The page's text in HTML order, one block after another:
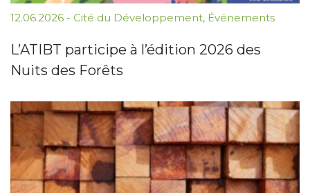
12.06.2026 - Cité du Développement, Événements
L’ATIBT participe à l’édition 2026 des
Nuits des Forêts